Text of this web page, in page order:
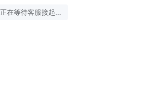
08-09 11:02:37 开始沟通